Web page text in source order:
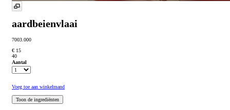
aardbeienvlaai
7003.000
€ 15
40
Aantal
Voeg toe aan winkelmand